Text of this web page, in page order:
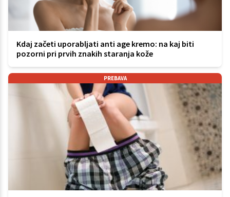
Kdaj začeti uporabljati anti age kremo: na kaj biti
pozorni pri prvih znakih staranja kože
PREBAVA